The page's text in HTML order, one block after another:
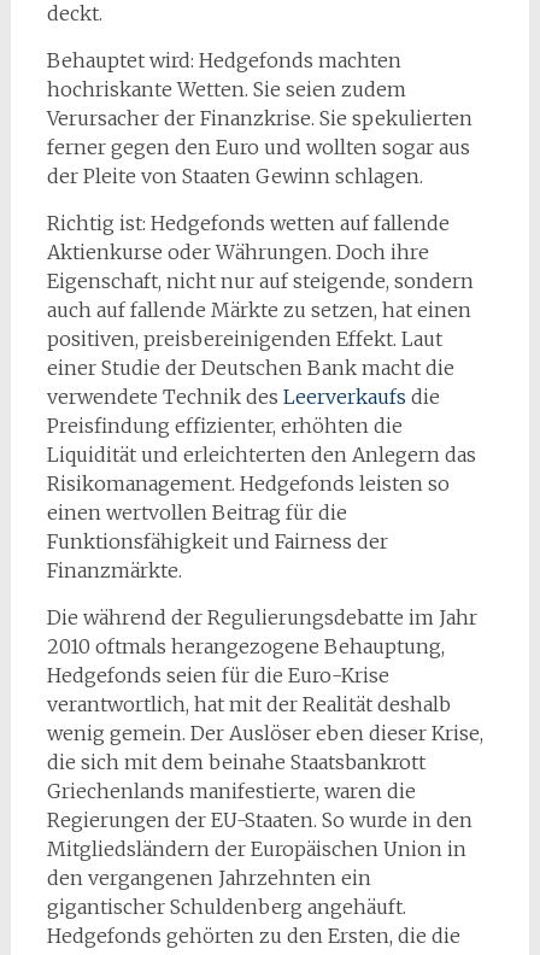
deckt.
Behauptet wird: Hedgefonds machten
hochriskante Wetten. Sie seien zudem
Verursacher der Finanzkrise. Sie spekulierten
ferner gegen den Euro und wollten sogar aus
der Pleite von Staaten Gewinn schlagen.
Richtig ist: Hedgefonds wetten auf fallende
Aktienkurse oder Währungen. Doch ihre
Eigenschaft, nicht nur auf steigende, sondern
auch auf fallende Märkte zu setzen, hat einen
positiven, preisbereinigenden Effekt. Laut
einer Studie der Deutschen Bank macht die
verwendete Technik des Leerverkaufs die
Preisfindung effizienter, erhöhten die
Liquidität und erleichterten den Anlegern das
Risikomanagement. Hedgefonds leisten so
einen wertvollen Beitrag für die
Funktionsfähigkeit und Fairness der
Finanzmärkte.
Die während der Regulierungsdebatte im Jahr
2010 oftmals herangezogene Behauptung,
Hedgefonds seien für die Euro-Krise
verantwortlich, hat mit der Realität deshalb
wenig gemein. Der Auslöser eben dieser Krise,
die sich mit dem beinahe Staatsbankrott
Griechenlands manifestierte, waren die
Regierungen der EU-Staaten. So wurde in den
Mitgliedsländern der Europäischen Union in
den vergangenen Jahrzehnten ein
gigantischer Schuldenberg angehäuft.
Hedgefonds gehörten zu den Ersten, die die